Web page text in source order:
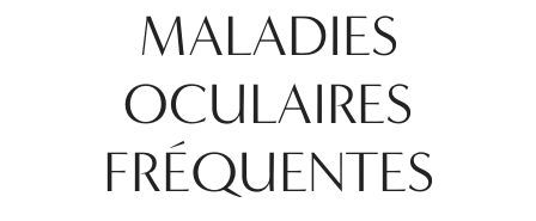
MALADIES
OCULAIRES
FRÉQUENTES